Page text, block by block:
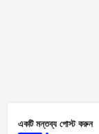
একটি মন্তব্য পোস্ট করুন